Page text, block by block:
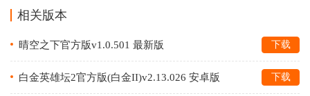
相关版本
晴空之下官方版v1.0.501 最新版 下载
白金英雄坛2官方版(白金II)v2.13.026 安卓版 下载